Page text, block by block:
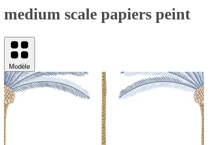
medium scale papiers peint
Modèle